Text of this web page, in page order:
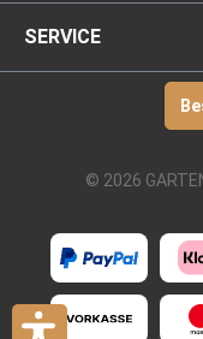
SERVICE
© 2026